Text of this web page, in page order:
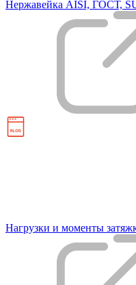
Нержавейка AISI, ГОСТ,
Нагрузки и моменты